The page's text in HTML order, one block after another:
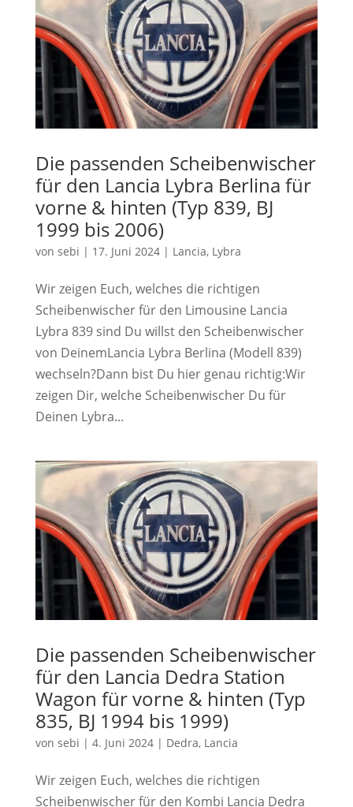
Die passenden Scheibenwischer
für den Lancia Lybra Berlina für
vorne & hinten (Typ 839, BJ
1999 bis 2006)
von sebi | 17. Juni 2024| Lancia, Lybra
Wir zeigen Euch, welches die richtigen
Scheibenwischer für den Limousine Lancia
Lybra 839 sind Du willst den Scheibenwischer
von DeinemLancia Lybra Berlina (Modell 839)
wechseln?Dann bist Du hier genau richtig:Wir
zeigen Dir, welche Scheibenwischer Du für
Deinen Lybra...
Die passenden Scheibenwischer
für den Lancia Dedra Station
Wagon für vorne & hinten (Typ
835, BJ 1994 bis 1999)
von sebi | 4. Juni 2024| Dedra, Lancia
Wir zeigen Euch, welches die richtigen
Scheibenwischer für den Kombi Lancia Dedra